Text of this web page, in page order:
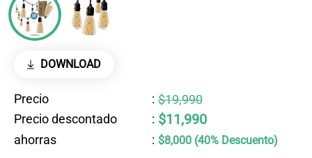
DOWNLOAD
Precio : $19,990
Precio descontado
: $11,990
ahorras : $8,000 (40% Descuento)